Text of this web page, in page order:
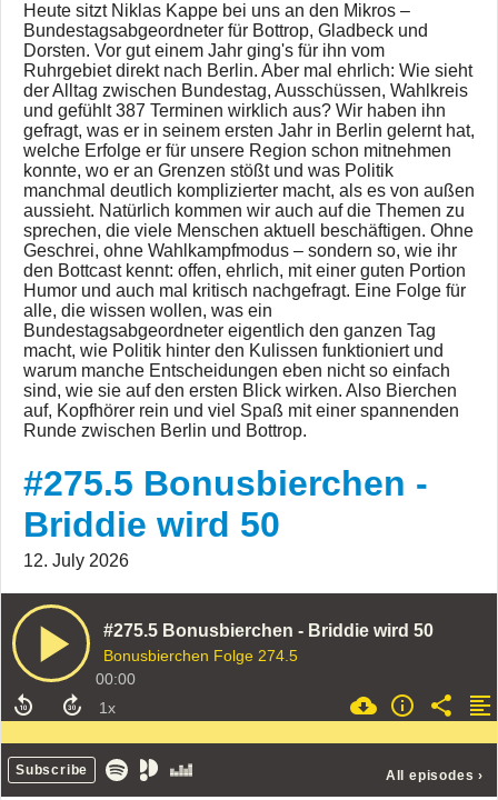
Heute sitzt Niklas Kappe bei uns an den Mikros –
Bundestagsabgeordneter für Bottrop, Gladbeck und
Dorsten. Vor gut einem Jahr ging's für ihn vom
Ruhrgebiet direkt nach Berlin. Aber mal ehrlich: Wie sieht
der Alltag zwischen Bundestag, Ausschüssen, Wahlkreis
und gefühlt 387 Terminen wirklich aus? Wir haben ihn
gefragt, was er in seinem ersten Jahr in Berlin gelernt hat,
welche Erfolge er für unsere Region schon mitnehmen
konnte, wo er an Grenzen stößt und was Politik
manchmal deutlich komplizierter macht, als es von außen
aussieht. Natürlich kommen wir auch auf die Themen zu
sprechen, die viele Menschen aktuell beschäftigen. Ohne
Geschrei, ohne Wahlkampfmodus – sondern so, wie ihr
den Bottcast kennt: offen, ehrlich, mit einer guten Portion
Humor und auch mal kritisch nachgefragt. Eine Folge für
alle, die wissen wollen, was ein
Bundestagsabgeordneter eigentlich den ganzen Tag
macht, wie Politik hinter den Kulissen funktioniert und
warum manche Entscheidungen eben nicht so einfach
sind, wie sie auf den ersten Blick wirken. Also Bierchen
auf, Kopfhörer rein und viel Spaß mit einer spannenden
Runde zwischen Berlin und Bottrop.
#275.5 Bonusbierchen -
Briddie wird 50
12. July 2026
#275.5 Bonusbierchen - Briddie wird 50
Bonusbierchen Folge 274.5
00:00
Subscribe All episodes ›